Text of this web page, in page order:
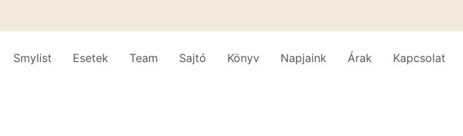
Smylist Esetek Team Sajtó Könyv Napjaink Árak Kapcsolat